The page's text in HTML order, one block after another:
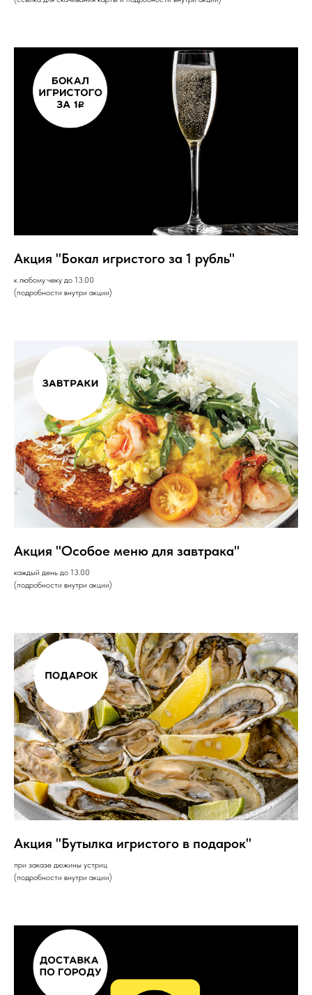
Акция "Бокал игристого за 1 рубль"
к любому чеку до 13.00
(подробности внутри акции)
Акция "Особое меню для завтрака"
каждый день до 13.00
(подробности внутри акции)
Акция "Бутылка игристого в подарок"
при заказе дюжины устриц
(подробности внутри акции)